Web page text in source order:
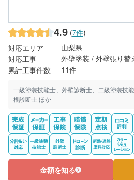
4.9 (7件)
対応エリア
山梨県
対応工事
外壁塗装 / 外壁張り替
累計工事件数
11件
一級塗装技能士、外壁診断士、二級塗装技
根診断士 ほか
金額を知る